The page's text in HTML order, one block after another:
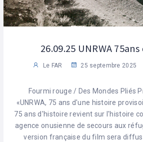
26.09.25 UNRWA
Le FAR 25 septembre 2025
Fourmi rouge / Des Mondes Pliés
«UNRWA, 75 ans d'une histoire
75 ans d'histoire revient sur l'histoire
agence onusienne de secours aux
version française du film sera